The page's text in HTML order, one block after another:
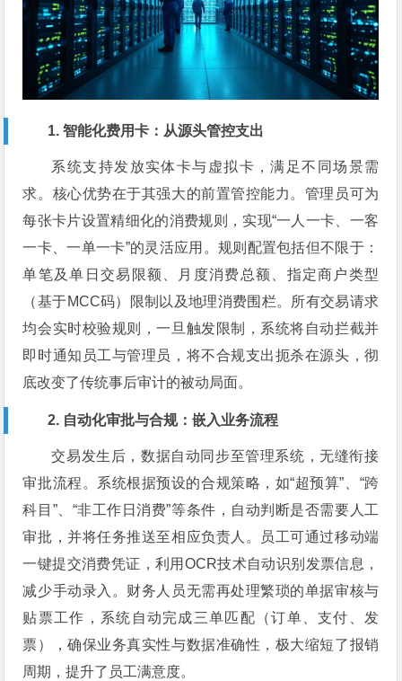
1. 智能化费用卡：从源头管控支出
系统支持发放实体卡与虚拟卡，满足不同场景需
求。核心优势在于其强大的前置管控能力。管理员可为
每张卡片设置精细化的消费规则，实现“一人一卡、一客
一卡、一单一卡”的灵活应用。规则配置包括但不限于：
单笔及单日交易限额、月度消费总额、指定商户类型
（基于MCC码）限制以及地理消费围栏。所有交易请求
均会实时校验规则，一旦触发限制，系统将自动拦截并
即时通知员工与管理员，将不合规支出扼杀在源头，彻
底改变了传统事后审计的被动局面。
2. 自动化审批与合规：嵌入业务流程
交易发生后，数据自动同步至管理系统，无缝衔接
审批流程。系统根据预设的合规策略，如“超预算”、“跨
科目”、“非工作日消费”等条件，自动判断是否需要人工
审批，并将任务推送至相应负责人。员工可通过移动端
一键提交消费凭证，利用OCR技术自动识别发票信息，
减少手动录入。财务人员无需再处理繁琐的单据审核与
贴票工作，系统自动完成三单匹配（订单、支付、发
票），确保业务真实性与数据准确性，极大缩短了报销
周期，提升了员工满意度。